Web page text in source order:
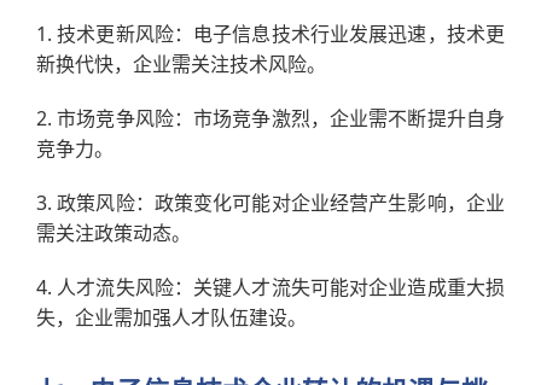
1. 技术更新风险：电子信息技术行业发展迅速，技术更
新换代快，企业需关注技术风险。
2. 市场竞争风险：市场竞争激烈，企业需不断提升自身
竞争力。
3. 政策风险：政策变化可能对企业经营产生影响，企业
需关注政策动态。
4. 人才流失风险：关键人才流失可能对企业造成重大损
失，企业需加强人才队伍建设。